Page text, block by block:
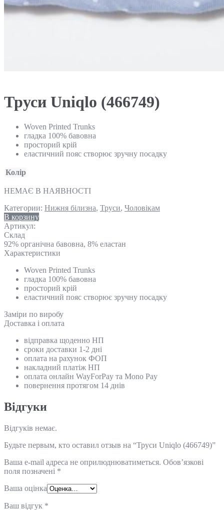
Труси Uniqlo (466749)
Woven Printed Trunks
гладка 100% бавовна
просторий крій
еластичний пояс створює зручну посадку
Колір
НЕМАЄ В НАЯВНОСТІ
Категории: Нижня білизна, Труси, Чоловікам
В корзину
Артикул:
Склад
92% органічна бавовна, 8% еластан
Характеристики
Woven Printed Trunks
гладка 100% бавовна
просторий крій
еластичний пояс створює зручну посадку
Замiри по виробу
Доставка і оплата
відправка щоденно НП
сроки доставки 1-2 дні
оплата на рахунок ФОП
накладний платіж НП
оплата онлайн WayForPay та Mono Pay
повернення протягом 14 днів
Відгуки
Відгуків немає.
Будьте первым, кто оставил отзыв на “Труси Uniqlo (466749)”
Ваша e-mail адреса не оприлюднюватиметься. Обов’язкові
поля позначені *
Ваша оцінка
Ваш відгук *